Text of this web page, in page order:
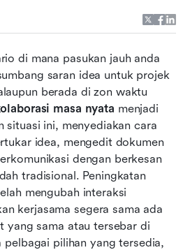
di mana pasukan jauh anda
saran idea untuk projek
berada di zon waktu
masa nyata menjadi
situasi ini, menyediakan cara
idea, mengedit dokumen
dengan berkesan
tradisional. Peningkatan
mengubah interaksi
kerjasama segera sama ada
yang sama atau tersebar di
pelbagai pilihan yang tersedia,
kerjasama masa nyata
12 alat kolaborasi